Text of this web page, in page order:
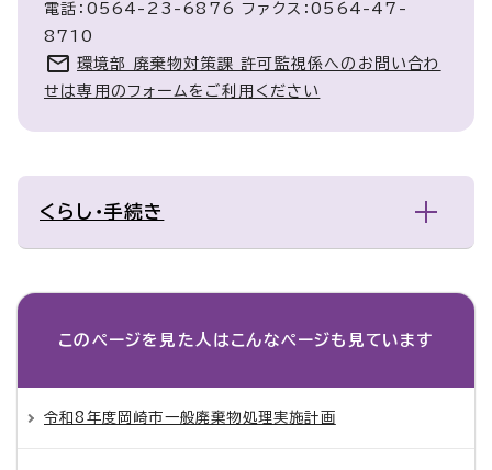
電話：0564-23-6876 ファクス：0564-47-
8710
環境部 廃棄物対策課 許可監視係へのお問い合わ
せは専用のフォームをご利用ください
くらし・手続き
このページを見た人は こんなページも見ています
令和8年度岡崎市一般廃棄物処理実施計画